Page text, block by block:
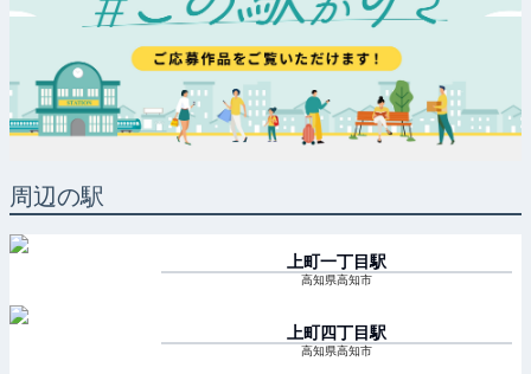
周辺の駅
上町一丁目駅
高知県高知市
上町四丁目駅
高知県高知市